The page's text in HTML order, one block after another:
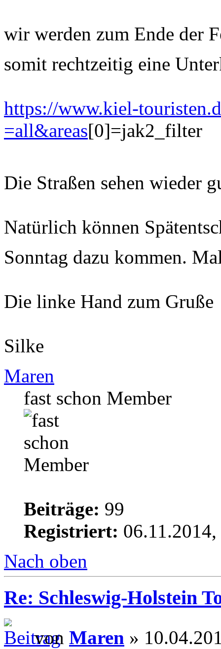
wir werden zum Ende der
somit rechtzeitig eine
https://www.kiel-
=all&areas[0]=jak2_filter
Die Straßen sehen wieder
Natürlich können
Sonntag dazu kommen.
Die linke Hand zum Gruße
Silke
Maren
fast schon Member
Beiträge: 99
Registriert:
Nach oben
Re: Schleswig-Holstein
von Maren »